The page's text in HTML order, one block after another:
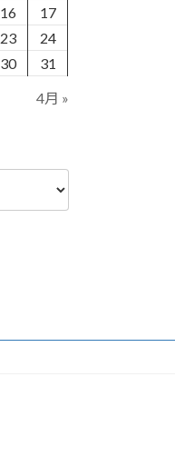
16
17
23
24
30 31
4月 »